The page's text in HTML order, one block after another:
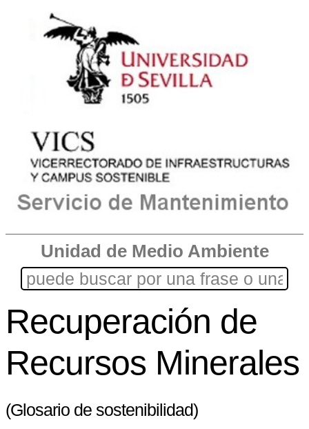
Unidad de Medio Ambiente
Recuperación de
Recursos Minerales
(Glosario de sostenibilidad)